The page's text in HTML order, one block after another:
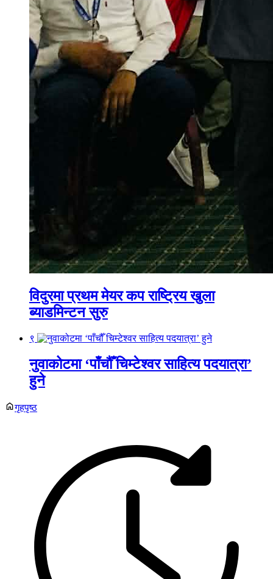
विदुरमा प्रथम मेयर कप राष्ट्रिय खुला
ब्याडमिन्टन सुरु
९
नुवाकोटमा ‘पाँचौँ चिम्टेश्वर साहित्य पदयात्रा’
हुने
गृहपृष्ठ